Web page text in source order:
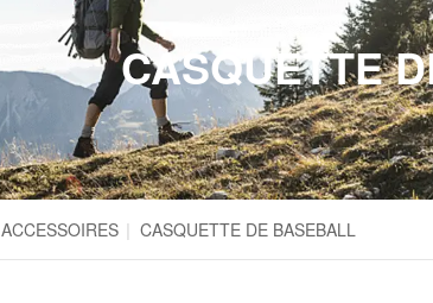
CASQUETTE
ACCESSOIRES | CASQUETTE DE BASEBALL